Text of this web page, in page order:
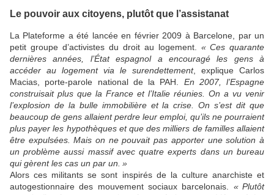
Le pouvoir aux citoyens, plutôt que l’assistanat
La Plateforme a été lancée en février 2009 à Barcelone, par un
petit groupe d’activistes du droit au logement. « Ces quarante
dernières années, l’État espagnol a encouragé les gens à
accéder au logement via le surendettement, explique Carlos
Macias, porte-parole national de la PAH
En 2007, l’Espagne
construisait plus que la France et l’Italie réunies. On a vu venir
l’explosion de la bulle immobilière et la crise. On s’est dit que
beaucoup de gens allaient perdre leur emploi, qu’ils ne pourraient
plus payer les hypothèques et que des milliers de familles allaient
être expulsées. Mais on ne pouvait pas apporter une solution à
un problème aussi massif avec quatre experts dans un bureau
qui gèrent les cas un par un. »
Alors ces militants se sont inspirés de la culture anarchiste et
autogestionnaire des mouvement sociaux barcelonais. « Plutôt